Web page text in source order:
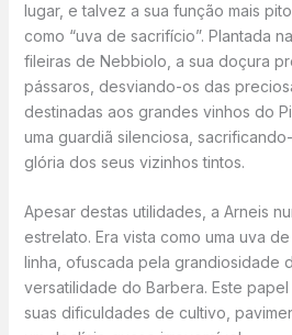
lugar, e talvez a sua função mais
como “uva de sacrifício”. Plantada
fileiras de Nebbiolo, a sua doçura
pássaros, desviando-os das
destinadas aos grandes vinhos do
uma guardiã silenciosa,
glória dos seus vizinhos tintos.
Apesar destas utilidades, a Arneis
estrelato. Era vista como uma uva
linha, ofuscada pela grandiosidade
versatilidade do Barbera. Este
suas dificuldades de cultivo,